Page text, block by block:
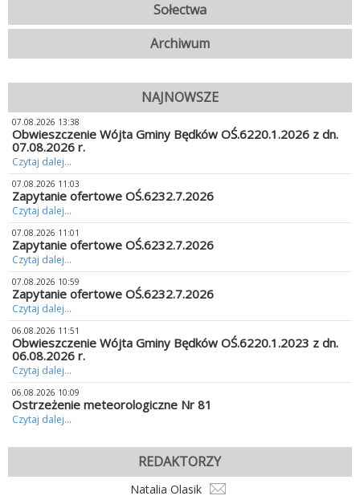
Sołectwa
Archiwum
NAJNOWSZE
07.08.2026 13:38
Obwieszczenie Wójta Gminy Będków OŚ.6220.1.2026 z dn.
07.08.2026 r.
Czytaj dalej...
07.08.2026 11:03
Zapytanie ofertowe OŚ.6232.7.2026
Czytaj dalej...
07.08.2026 11:01
Zapytanie ofertowe OŚ.6232.7.2026
Czytaj dalej...
07.08.2026 10:59
Zapytanie ofertowe OŚ.6232.7.2026
Czytaj dalej...
06.08.2026 11:51
Obwieszczenie Wójta Gminy Będków OŚ.6220.1.2023 z dn.
06.08.2026 r.
Czytaj dalej...
06.08.2026 10:09
Ostrzeżenie meteorologiczne Nr 81
Czytaj dalej...
REDAKTORZY
Natalia Olasik